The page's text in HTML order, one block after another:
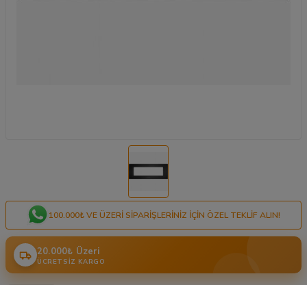
100.000₺ VE ÜZERI SIPARIŞLERINIZ IÇIN ÖZEL TEKLIF ALIN!
20.000₺ Üzeri
ÜCRETSIZ KARGO